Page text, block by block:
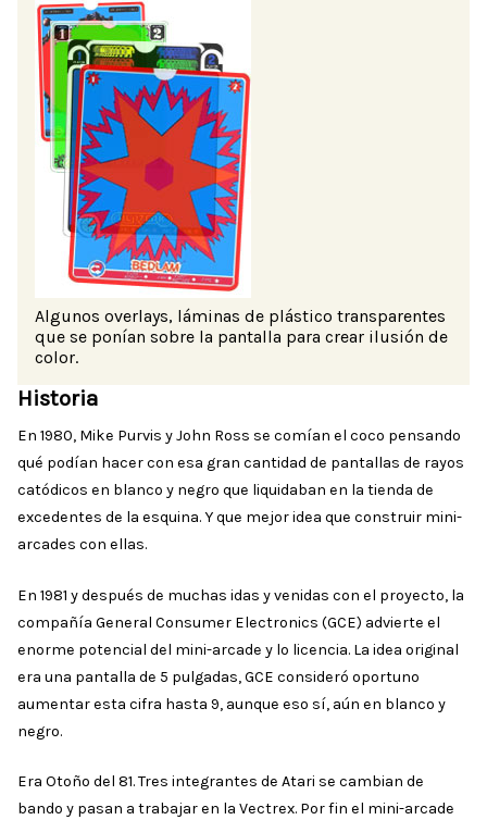
Algunos overlays, láminas de plástico transparentes
que se ponían sobre la pantalla para crear ilusión de
color.
Historia
En 1980, Mike Purvis y John Ross se comían el coco pensando
qué podían hacer con esa gran cantidad de pantallas de rayos
catódicos en blanco y negro que liquidaban en la tienda de
excedentes de la esquina. Y que mejor idea que construir mini-
arcades con ellas.
En 1981 y después de muchas idas y venidas con el proyecto, la
compañía General Consumer Electronics (GCE) advierte el
enorme potencial del mini-arcade y lo licencia. La idea original
era una pantalla de 5 pulgadas, GCE consideró oportuno
aumentar esta cifra hasta 9, aunque eso sí, aún en blanco y
negro.
Era Otoño del 81. Tres integrantes de Atari se cambian de
bando y pasan a trabajar en la Vectrex. Por fin el mini-arcade